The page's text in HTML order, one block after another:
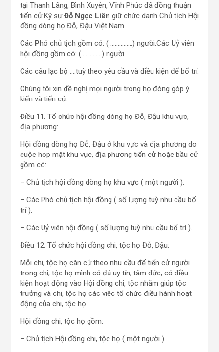
tại Thanh Lãng, Bình Xuyên, Vĩnh Phúc đã đồng thuận
tiến cử Kỹ sưĐỗ Ngọc Liên giữ chức danh Chủ tịch Hội
đồng dòng họ Đỗ, Đậu Việt Nam.
Các Phó chủ tịch gồm có: ( ……………) người.Các Uỷ viên
hội đồng gồm có: (…………..) người.
Các câu lạc bộ ….tuỳ theo yêu cầu và điều kiện để bố trí.
Chúng tôi xin đề nghị mọi người trong họ đóng góp ý
kiến và tiến cử.
Điều 11. Tổ chức hội đồng dòng họ Đỗ, Đậu khu vực,
địa phương:
Hội đồng dòng họ Đỗ, Đậu ở khu vực và địa phương do
cuộc họp mặt khu vực, địa phương tiến cử hoặc bầu cử
gồm có:
– Chủ tịch hội đồng dòng họ khu vực ( một người ).
– Các Phó chủ tịch hội đồng ( số lượng tuỳ nhu cầu bố
trí ).
– Các Uỷ viên hội đồng ( số lượng tuỳ nhu cầu bố trí ).
Điều 12. Tổ chức hội đồng chi, tộc họ Đỗ, Đậu:
Mỗi chi, tộc họ căn cứ theo nhu cầu để tiến cử người
trong chi, tộc họ mình có đủ uy tín, tâm đức, có điều
kiện hoạt động vào Hội đồng chi, tộc nhằm giúp tộc
trưởng và chi, tộc họ các việc tổ chức điều hành hoạt
động của chi, tộc họ.
Hội đồng chi, tộc họ gồm:
– Chủ tịch Hội đồng chi, tộc họ ( một người ).